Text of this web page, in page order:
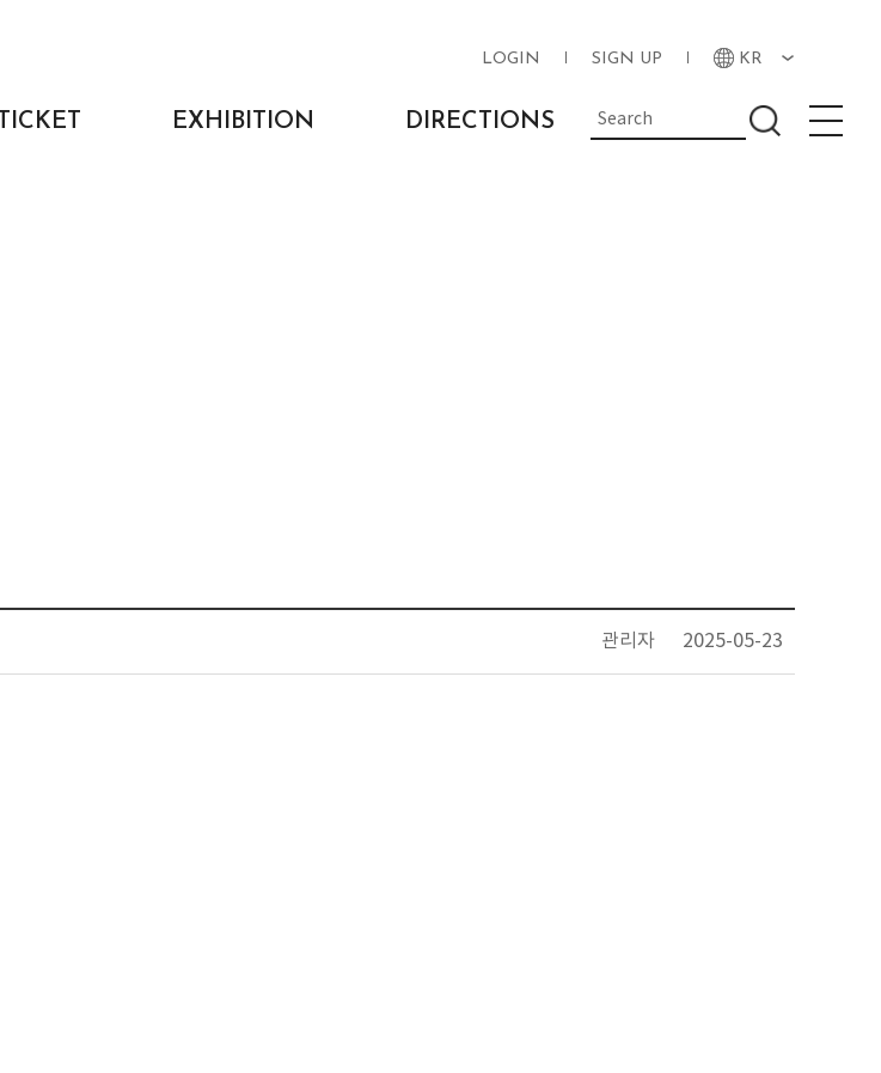
LOGIN SIGN UP KR
TICKET EXHIBITION DIRECTIONS
관리자 2025-05-23